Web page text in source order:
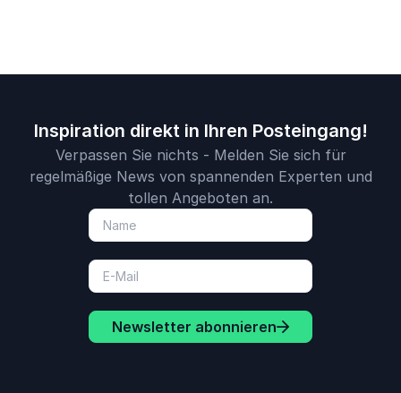
Inspiration direkt in Ihren Posteingang!
Verpassen Sie nichts - Melden Sie sich für
regelmäßige News von spannenden Experten und
tollen Angeboten an.
Newsletter abonnieren